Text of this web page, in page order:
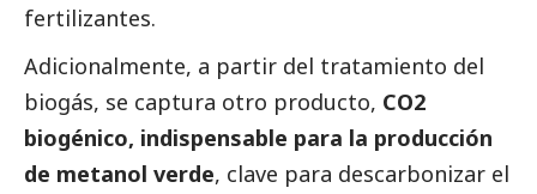
fertilizantes.
Adicionalmente, a partir del tratamiento del
biogás, se captura otro producto, CO2
biogénico, indispensable para la producción
de metanol verde, clave para descarbonizar el